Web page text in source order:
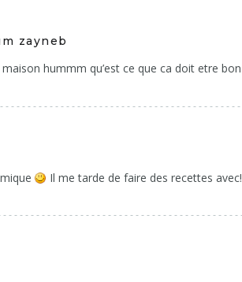
zayneb
hummm qu’est ce que ca doit etre bon
Il me tarde de faire des recettes avec!